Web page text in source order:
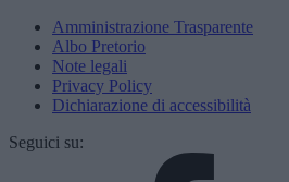
Amministrazione Trasparente
Albo Pretorio
Note legali
Privacy Policy
Dichiarazione di accessibilità
Seguici su: